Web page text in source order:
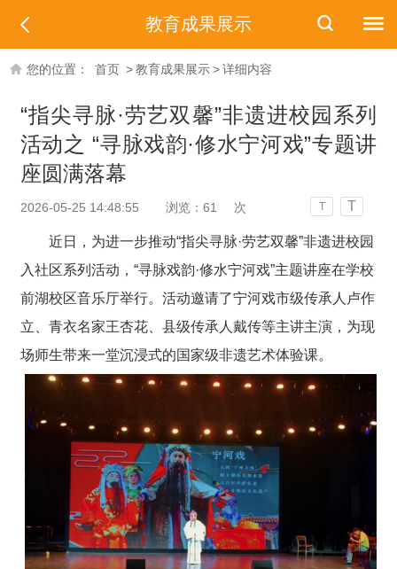
教育成果展示
您的位置： 首页 >教育成果展示>详细内容
“指尖寻脉·劳艺双馨”非遗进校园系列
活动之 “寻脉戏韵·修水宁河戏”专题讲
座圆满落幕
2026-05-25 14:48:55 浏览： 61 次 T T
近日， 为进一步推动“指尖寻脉·劳艺双馨”非遗进校园
入社区系列活动， “寻脉戏韵·修水宁河戏”主题讲座在学校
前湖校区音乐厅举行。活动邀请了宁河戏市级传承人卢作
立、青衣名家王杏花、县级传承人戴传等主讲主演，为现
场师生带来一堂沉浸式的国家级非遗艺术体验课。